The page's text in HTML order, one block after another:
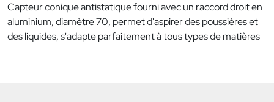
Capteur conique antistatique fourni avec un raccord droit en
aluminium, diamètre 70, permet d'aspirer des poussières et
des liquides, s'adapte parfaitement à tous types de matières